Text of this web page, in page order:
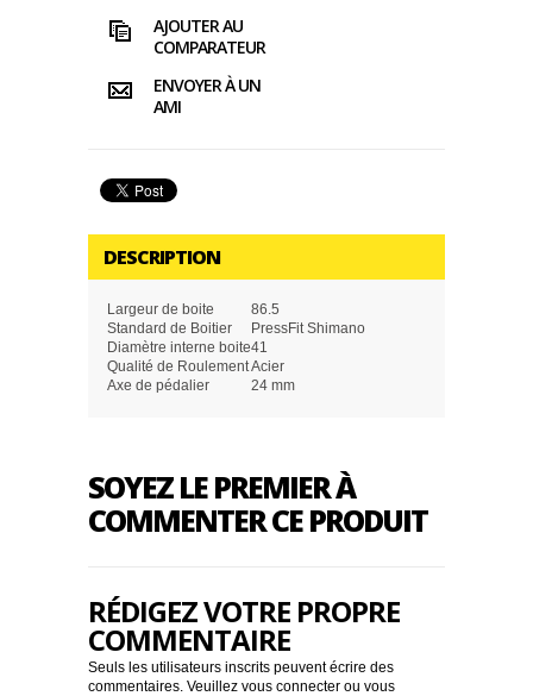
AJOUTER AU
COMPARATEUR
ENVOYER À UN
AMI
DESCRIPTION
Largeur de boite
86.5
Standard de Boitier
PressFit Shimano
Diamètre interne boite41
Qualité de RoulementAcier
Axe de pédalier
24 mm
SOYEZ LE PREMIER À
COMMENTER CE PRODUIT
RÉDIGEZ VOTRE PROPRE
COMMENTAIRE
Seuls les utilisateurs inscrits peuvent écrire des
commentaires. Veuillez vous connecter ou vous